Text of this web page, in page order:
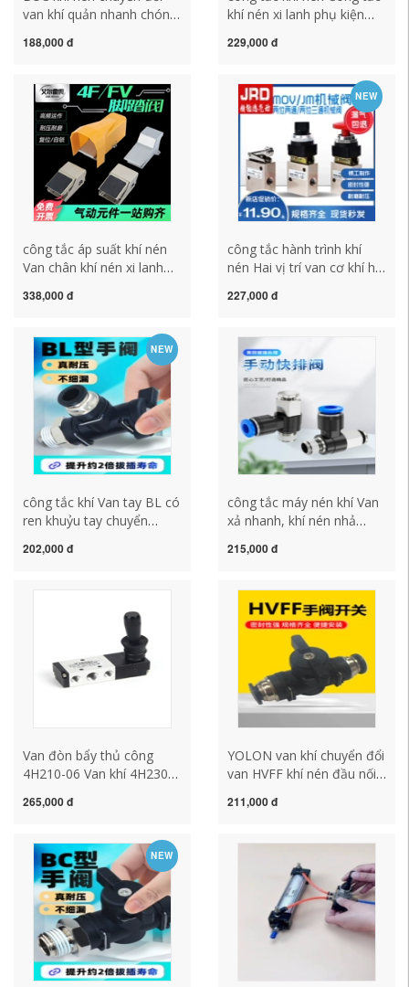
van khí quản nhanh chóng
8 10 12mm van tay HVFF-
nén khí công tắc khí
188,000 đ
khí nén xi lanh phụ kiện
4H210-08 van khí van tay
khiển kéo đẩy công tắc áp
suất máy nén khí công tắc
áp suất khí nén
229,000 đ
công tắc áp suất khí nén
Van chân khí nén xi lanh
thủ công 4F210-08-L
chiều công tắc khí công
tắc máy nén khí
338,000 đ
NEW
công tắc hành trình khí
nén Hai vị trí van cơ khí hai
MOV-02 loại thường đóng
nén công tắc khí nén công
tắc hành trình khí nén
227,000 đ
NEW
công tắc khí Van tay BL có
ren khuỷu tay chuyển
công quay tay bằng khí
công tắc máy nén khí công
tắc áp suất máy nén khí
202,000 đ
công tắc máy nén khí Van
xả nhanh, khí nén nhả
chuyển đổi khí nén, một
thường đóng công tắc
hành trình khí nén công
tắc khí nén
215,000 đ
Van đòn bẩy thủ công
4H210-06 Van khí 4H230C-
lò xo 4HA330E-10 P thủ
công tắc khí
265,000 đ
YOLON van khí chuyển đổi
van HVFF khí nén đầu nối
dụng van 8mm ống dẫn
van công tắc khí công tắc
áp suất máy nén khí
211,000 đ
NEW